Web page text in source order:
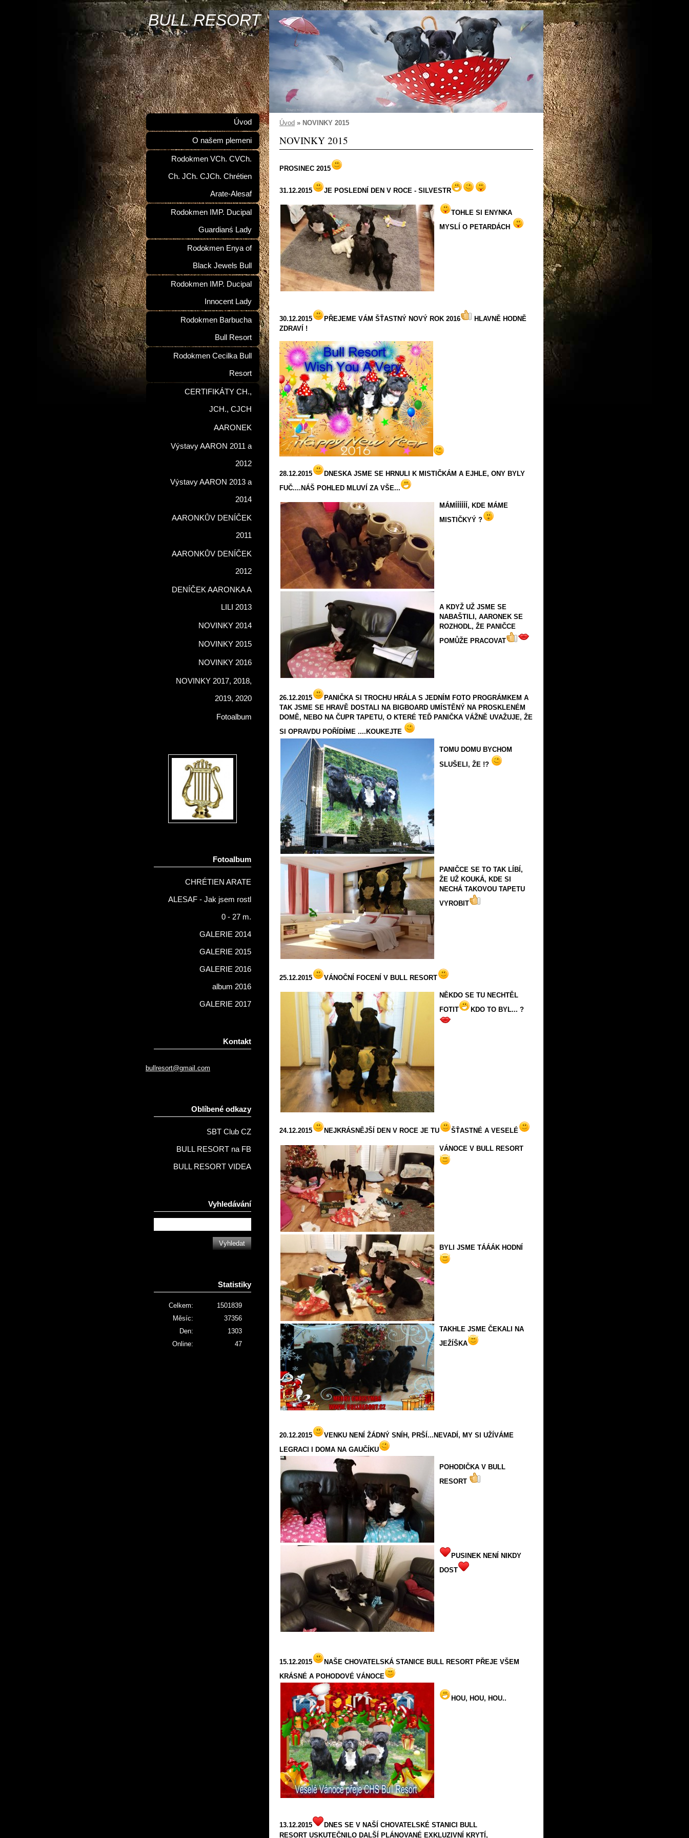
BULL RESORT
Úvod » NOVINKY 2015
NOVINKY 2015
PROSINEC 2015
31.12.2015 JE POSLEDNÍ DEN V ROCE - SILVESTR
TOHLE SI ENYNKA
MYSLÍ O PETARDÁCH
30.12.2015 PŘEJEME VÁM ŠŤASTNÝ NOVÝ ROK 2016
HLAVNĚ HODNĚ
ZDRAVÍ !
28.12.2015
DNESKA JSME SE HRNULI K MISTIČKÁM A EJHLE, ONY BYLY
FUČ....NÁŠ POHLED MLUVÍ ZA VŠE...
MÁMÍÍÍÍÍÍ, KDE MÁME
MISTIČKYÝ ?
A KDYŽ UŽ JSME SE
NABAŠTILI, AARONEK SE
ROZHODL, ŽE PANIČCE
POMŮŽE PRACOVAT
26.12.2015
PANIČKA SI TROCHU HRÁLA S JEDNÍM FOTO PROGRÁMKEM A
TAK JSME SE HRAVĚ DOSTALI NA BIGBOARD UMÍSTĚNÝ NA PROSKLENÉM
DOMĚ, NEBO NA ČUPR TAPETU, O KTERÉ TEĎ PANIČKA VÁŽNĚ UVAŽUJE, ŽE
SI OPRAVDU POŘÍDÍME ....KOUKEJTE
TOMU DOMU BYCHOM
SLUŠELI, ŽE !?
PANIČCE SE TO TAK LÍBÍ,
ŽE UŽ KOUKÁ, KDE SI
NECHÁ TAKOVOU TAPETU
VYROBIT
25.12.2015 VÁNOČNÍ FOCENÍ V BULL RESORT
NĚKDO SE TU NECHTĚL
FOTIT
KDO TO BYL... ?
24.12.2015 NEJKRÁSNĚJŠÍ DEN V ROCE JE TU ŠŤASTNÉ A VESELÉ
VÁNOCE V BULL RESORT
BYLI JSME TÁÁÁK HODNÍ
TAKHLE JSME ČEKALI NA
JEŽÍŠKA
20.12.2015
VENKU NENÍ ŽÁDNÝ SNÍH, PRŠÍ...NEVADÍ, MY SI UŽÍVÁME
LEGRACI I DOMA NA GAUČÍKU
POHODIČKA V BULL
RESORT
PUSINEK NENÍ NIKDY
DOST
15.12.2015
NAŠE CHOVATELSKÁ STANICE BULL RESORT PŘEJE VŠEM
KRÁSNÉ A POHODOVÉ VÁNOCE
HOU, HOU, HOU..
13.12.2015
DNES SE V NAŠÍ CHOVATELSKÉ STANICI BULL
RESORT USKUTEČNILO DALŠÍ PLÁNOVANÉ EXKLUZIVNÍ KRYTÍ,
Úvod
O našem plemeni
Rodokmen VCh. CVCh.
Ch. JCh. CJCh. Chrétien
Arate-Alesaf
Rodokmen IMP. Ducipal
Guardianś Lady
Rodokmen Enya of
Black Jewels Bull
Rodokmen IMP. Ducipal
Innocent Lady
Rodokmen Barbucha
Bull Resort
Rodokmen Cecilka Bull
Resort
CERTIFIKÁTY CH.,
JCH., CJCH
AARONEK
Výstavy AARON 2011 a
2012
Výstavy AARON 2013 a
2014
AARONKŮV DENÍČEK
2011
AARONKŮV DENÍČEK
2012
DENÍČEK AARONKA A
LILI 2013
NOVINKY 2014
NOVINKY 2015
NOVINKY 2016
NOVINKY 2017, 2018,
2019, 2020
Fotoalbum
Fotoalbum
CHRÉTIEN ARATE
ALESAF - Jak jsem rostl
0 - 27 m.
GALERIE 2014
GALERIE 2015
GALERIE 2016
album 2016
GALERIE 2017
Kontakt
bullresort@gmail.com
Oblíbené odkazy
SBT Club CZ
BULL RESORT na FB
BULL RESORT VIDEA
Vyhledávání
Statistiky
Online: 47
Celkem:
1501839
Měsíc:
37356
Den:
1303